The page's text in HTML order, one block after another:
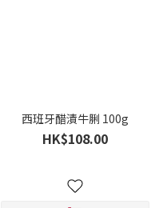
西班牙醋漬牛脷 100g
HK$108.00